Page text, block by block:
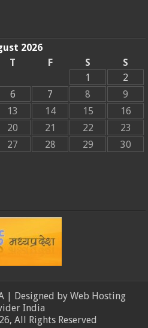
2026
T F S
S
1
2
6 7 8
9
13 14 15
16
20 21 22
23
27 28 29
30
| Designed by Web Hosting
India
All Rights Reserved